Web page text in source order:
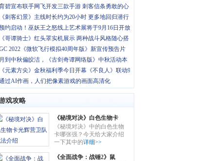
碧宣布联手网飞开发三款手游 刺客信条勇敢的心
《刺客幻景》主线时长约为20小时 更多地回归潜行
约启动！巫妖王之怒线上艺术展将于9月16日开放
《哥谭骑士》红头罩实机展示 两种战斗风格随心搭
2022《微软飞行模拟40周年版》新宣传预告片
月到中秋偏皎洁，《古剑奇谭网络版》中秋活动本
《元素方尖》金秋福利季今日开幕《不良人》联动9
过AI作画，人们把像素游戏的画面高清化
戏攻略
《秘境对决》白色生物卡
光辉营卫队玩法介绍
《秘境对决》中的白色生物
卡哪张强？今天给大家介绍
一下其中的详细>>
《全面战争：战锤2》鼠